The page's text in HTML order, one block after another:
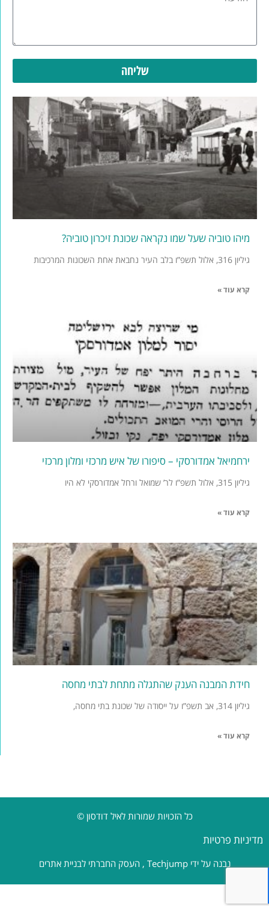
שליחה
מיהו טוביה שעל שמו נקראה שכונת זיכרון טוביה?
גיליון 316, אלול תשפ”ו בלב העיר נחבאת אחת השכונות המרכיבות
קרא עוד »
ירחמיאל אמדורסקי – סיפורו של איש מרכזי ומלון מרכזי
גיליון 315, אלול תשפ”ו לר’ שמואל ורחל אמדורסקי לא היו
קרא עוד »
חידת המבנה הענק שהתגלה מתחת לבתי מחסה
גיליון 314, אב תשפ”ו על ייסודה של שכונת בתי מחסה,
קרא עוד »
כל הזכויות שמורות לאיל דודסון ©
מדיניות פרטיות
נבנה על ידי Techjump, העסק החברתי לבניית אתרים